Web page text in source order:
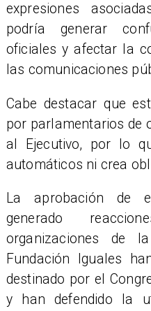
expresiones
podría generar
oficiales y afectar la
las comunicaciones
Cabe destacar que
por parlamentarios de
al Ejecutivo, por lo
automáticos ni crea
La aprobación de
generado
organizaciones de
Fundación Iguales
destinado por el
y han defendido la